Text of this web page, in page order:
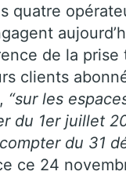
quatre
de la prise
clients
“sur les
du 1er juillet
du 31
ce 24